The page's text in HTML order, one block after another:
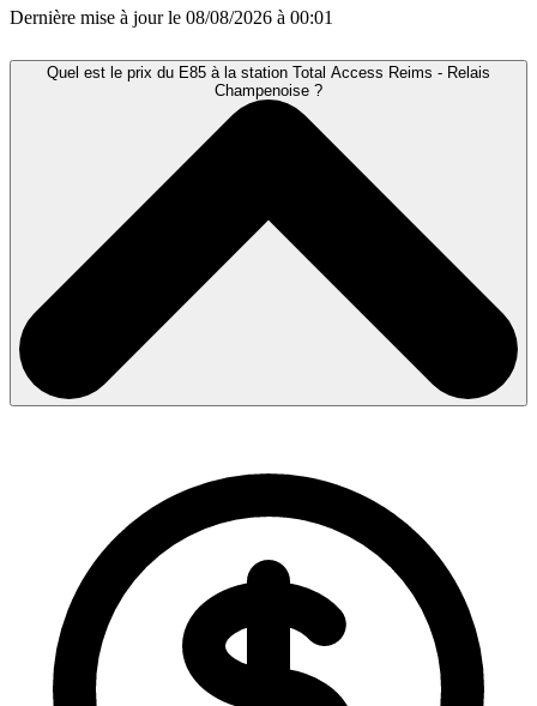
Dernière mise à jour le 08/08/2026 à 00:01
Quel est le prix du E85 à la station Total Access Reims - Relais
Champenoise ?